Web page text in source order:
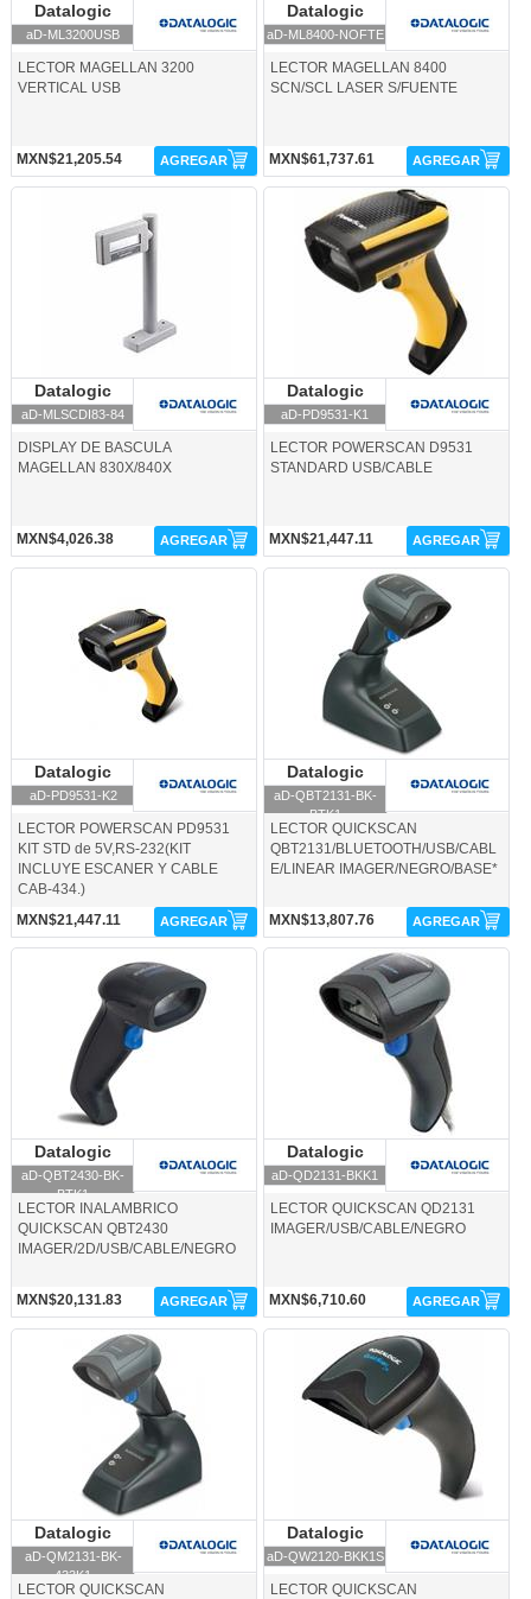
Datalogic
aD-ML3200USB
LECTOR MAGELLAN 3200
VERTICAL USB
MXN$21,205.54 AGREGAR
Datalogic
aD-ML8400-NOFTE
LECTOR MAGELLAN 8400
SCN/SCL LASER S/FUENTE
MXN$61,737.61 AGREGAR
Datalogic
aD-MLSCDI83-84
DISPLAY DE BASCULA
MAGELLAN 830X/840X
MXN$4,026.38 AGREGAR
aD-PD9531-K1-Datalogic
Datalogic
aD-PD9531-K1
LECTOR POWERSCAN D9531
STANDARD USB/CABLE
MXN$21,447.11 AGREGAR
Datalogic
aD-PD9531-K2
LECTOR POWERSCAN PD9531
KIT STD de 5V,RS-232(KIT
INCLUYE ESCANER Y CABLE
CAB-434.)
MXN$21,447.11
AGREGAR
aD-QBT2131-BK-BTK1-Datalogic
Datalogic
aD-QBT2131-BK-
BTK1
LECTOR QUICKSCAN
QBT2131/BLUETOOTH/USB/CABL
E/LINEAR IMAGER/NEGRO/BASE*
MXN$13,807.76 AGREGAR
Datalogic
aD-QBT2430-BK-
BTK1
LECTOR INALAMBRICO
QUICKSCAN QBT2430
IMAGER/2D/USB/CABLE/NEGRO
MXN$20,131.83 AGREGAR
aD-QD2131-BKK1-Datalogic
Datalogic
aD-QD2131-BKK1
LECTOR QUICKSCAN QD2131
IMAGER/USB/CABLE/NEGRO
MXN$6,710.60 AGREGAR
aD-QM2131-BK-433K1-Datalogic
Datalogic
aD-QM2131-BK-
433K1
LECTOR QUICKSCAN
aD-QW2120-BKK1S-Datalogic
Datalogic
aD-QW2120-BKK1S
LECTOR QUICKSCAN